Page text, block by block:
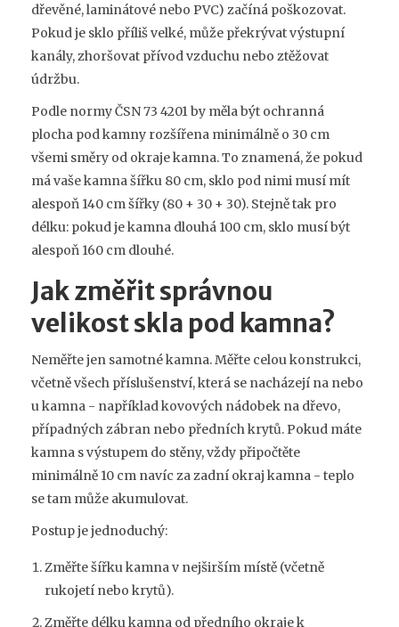
dřevěné, laminátové nebo PVC) začíná poškozovat.
Pokud je sklo příliš velké, může překrývat výstupní
kanály, zhoršovat přívod vzduchu nebo ztěžovat
údržbu.
Podle normy ČSN 73 4201 by měla být ochranná
plocha pod kamny rozšířena minimálně o 30 cm
všemi směry od okraje kamna. To znamená, že pokud
má vaše kamna šířku 80 cm, sklo pod nimi musí mít
alespoň 140 cm šířky (80 + 30 + 30). Stejně tak pro
délku: pokud je kamna dlouhá 100 cm, sklo musí být
alespoň 160 cm dlouhé.
Jak změřit správnou
velikost skla pod kamna?
Neměřte jen samotné kamna. Měřte celou konstrukci,
včetně všech příslušenství, která se nacházejí na nebo
u kamna - například kovových nádobek na dřevo,
případných zábran nebo předních krytů. Pokud máte
kamna s výstupem do stěny, vždy připočtěte
minimálně 10 cm navíc za zadní okraj kamna - teplo
se tam může akumulovat.
Postup je jednoduchý:
Změřte šířku kamna v nejširším místě (včetně
rukojetí nebo krytů).
Změřte délku kamna od předního okraje k